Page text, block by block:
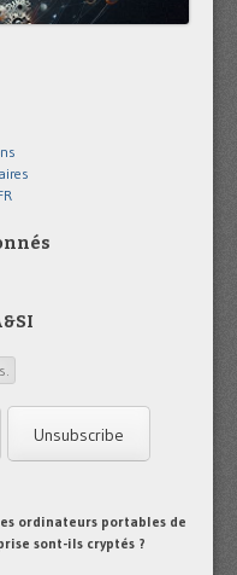
ordinateurs portables de
sont-ils cryptés ?